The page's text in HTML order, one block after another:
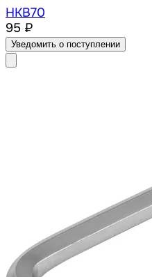
HKB70
95 ₽
Уведомить о поступлении